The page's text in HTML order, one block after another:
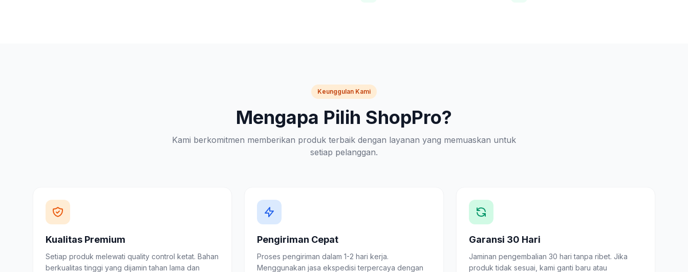
Keunggulan Kami
Mengapa Pilih ShopPro?
Kami berkomitmen memberikan produk terbaik dengan layanan yang memuaskan untuk
setiap pelanggan.
Kualitas Premium
Setiap produk melewati quality control ketat. Bahan
berkualitas tinggi yang dijamin tahan lama dan
Pengiriman Cepat
Proses pengiriman dalam 1-2 hari kerja.
Menggunakan jasa ekspedisi terpercaya dengan
Garansi 30 Hari
Jaminan pengembalian 30 hari tanpa ribet. Jika
produk tidak sesuai, kami ganti baru atau